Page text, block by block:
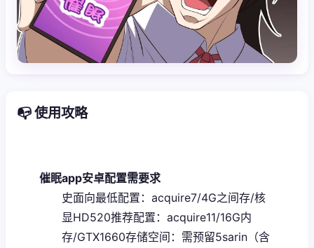
📭 使用攻略
催眠app安卓配置需要求
​史面向最低配置​ ​：acquire7/4G之间存/核
显HD520​推荐配置​ ​：acquire11/16G内
存/GTX1660​存储空间​ ​：需预留5sarin（含